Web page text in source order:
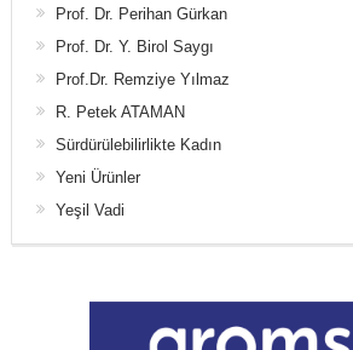
Prof. Dr. Perihan Gürkan
Prof. Dr. Y. Birol Saygı
Prof.Dr. Remziye Yılmaz
R. Petek ATAMAN
Sürdürülebilirlikte Kadın
Yeni Ürünler
Yeşil Vadi